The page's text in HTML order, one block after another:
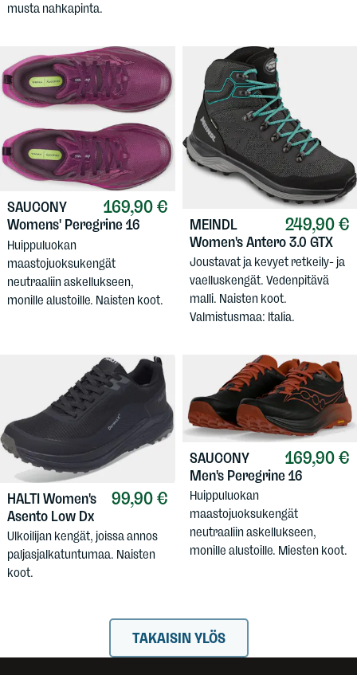
musta nahkapinta.
169,90 €
SAUCONY
Womens' Peregrine 16
Huippuluokan
maastojuoksukengät
neutraaliin askellukseen,
monille alustoille. Naisten koot.
249,90 €
MEINDL
Women's Antero 3.0 GTX
Joustavat ja kevyet retkeily- ja
vaelluskengät. Vedenpitävä
malli. Naisten koot.
Valmistusmaa: Italia.
99,90 €
HALTIWomen's
Asento Low Dx
Ulkoilijan kengät, joissa annos
paljasjalkatuntumaa. Naisten
koot.
169,90 €
SAUCONY
Men's Peregrine 16
Huippuluokan
maastojuoksukengät
neutraaliin askellukseen,
monille alustoille. Miesten koot.
TAKAISIN YLÖS